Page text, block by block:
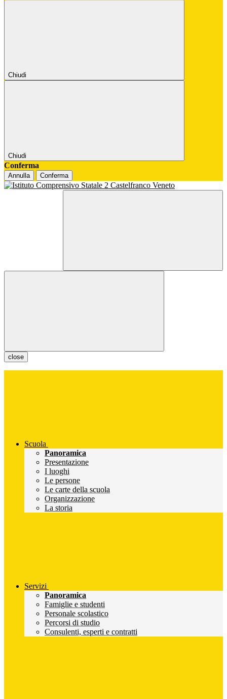
Chiudi
Chiudi
Conferma
Annulla Conferma
close
Scuola
Panoramica
Presentazione
I luoghi
Le persone
Le carte della scuola
Organizzazione
La storia
Servizi
Panoramica
Famiglie e studenti
Personale scolastico
Percorsi di studio
Consulenti, esperti e contratti